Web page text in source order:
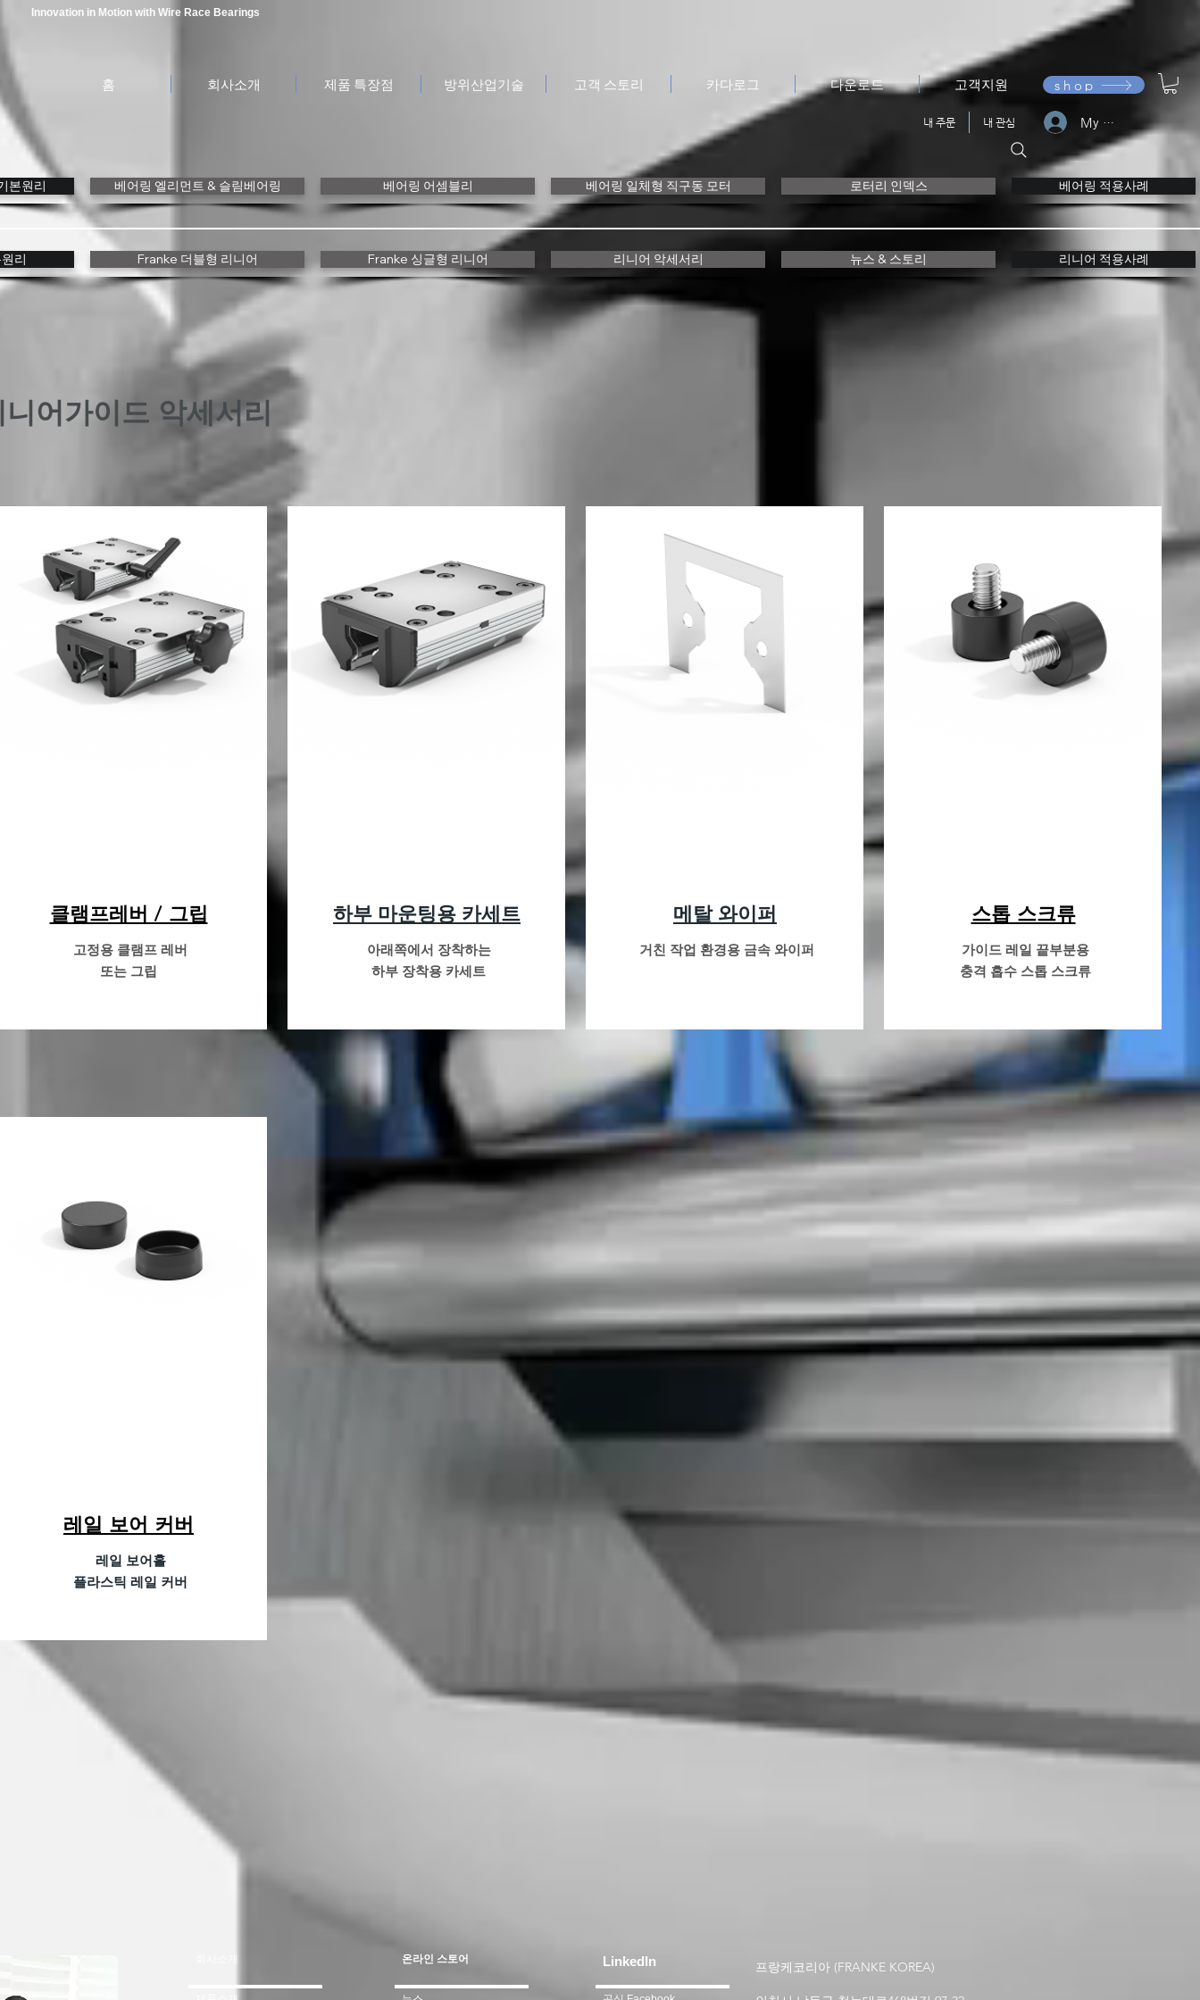
Innovation in Motion with Wire Race Bearings
홈 회사소개 제품 특장점 방위산업기술 고객 스토리 카다로그 다운로드 고객지원 shop
내 주문 내 관심 My Franke
본원리 베어링 엘리먼트 & 슬림베어링 베어링 어셈블리 베어링 일체형 직구동 모터 로터리 인덱스 베어링 적용사례
리 Franke 더블형 리니어 Franke 싱글형 리니어 리니어 악세서리 뉴스 & 스토리 리니어 적용사례
니어가이드 악세서리
클램프레버 / 그립
고정용 클램프 레버
또는 그립
하부 마운팅용 카세트
아래쪽에서 장착하는
하부 장착용 카세트
메탈 와이퍼
거친 작업 환경용 금속 와이퍼
스톱 스크류
가이드 레일 끝부분용
충격 흡수 스톱 스크류
레일 보어 커버
레일 보어홀
플라스틱 레일 커버
온라인 스토어 LinkedIn 프랑케코리아 (FRANKE KOREA)